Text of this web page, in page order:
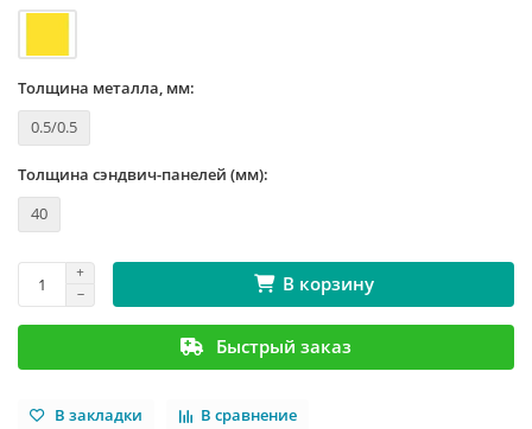
Толщина металла, мм:
0.5/0.5
Толщина сэндвич-панелей (мм):
40
В корзину
Быстрый заказ
В закладки В сравнение